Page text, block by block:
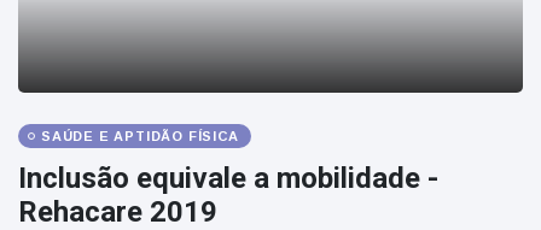
SAÚDE E APTIDÃO FÍSICA
Inclusão equivale a mobilidade -
Rehacare 2019